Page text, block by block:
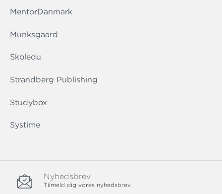
MentorDanmark
Munksgaard
Skoledu
Strandberg Publishing
Studybox
Systime
Nyhedsbrev
Tilmeld dig vores nyhedsbrev